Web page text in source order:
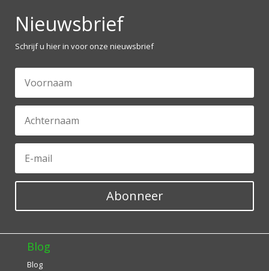
Nieuwsbrief
Schrijf u hier in voor onze nieuwsbrief
Abonneer
Blog
Blog